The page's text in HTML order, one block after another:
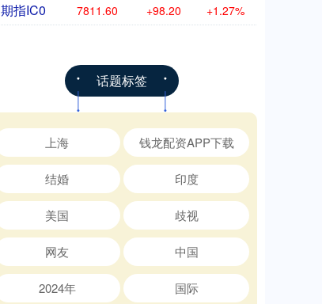
期指IC0 7811.60 +98.20 +1.27%
话题标签
上海 钱龙配资APP下载
结婚 印度
美国 歧视
网友 中国
2024年 国际